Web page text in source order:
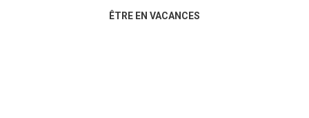
ÊTRE EN VACANCES
L’AG DU FOYER